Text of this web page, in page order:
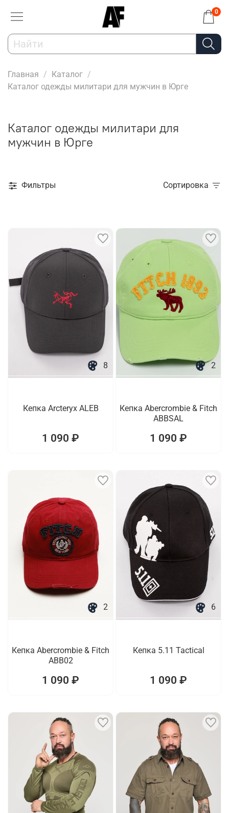
0
Главная
Каталог
Каталог одежды милитари для мужчин в Юрге
Каталог одежды милитари для
мужчин в Юрге
Фильтры Сортировка
8
Кепка Arcteryx ALEB
1 090 ₽
2
Кепка Abercrombie & Fitch
ABBSAL
1 090 ₽
2
Кепка Abercrombie & Fitch
ABB02
1 090 ₽
6
Кепка 5.11 Tactical
1 090 ₽